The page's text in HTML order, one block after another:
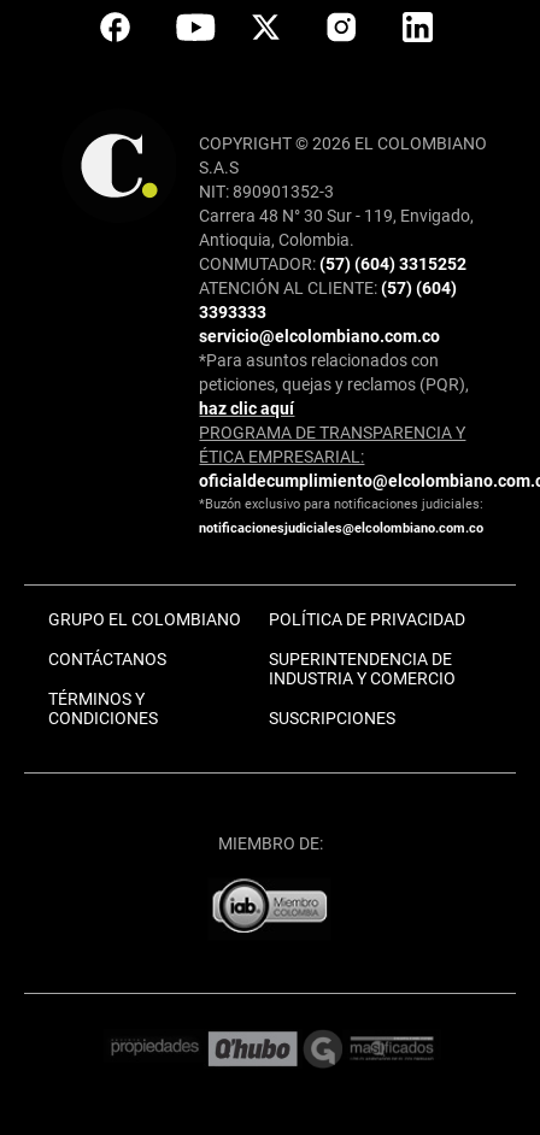
COPYRIGHT © 2026 EL COLOMBIANO
S.A.S
NIT: 890901352-3
Carrera 48 N° 30 Sur - 119, Envigado,
Antioquia, Colombia.
CONMUTADOR:(57) (604) 3315252
ATENCIÓN AL CLIENTE:(57) (604)
3393333
servicio@elcolombiano.com.co
*Para asuntos relacionados con
peticiones, quejas y reclamos (PQR),
haz clic aquí
PROGRAMA DE TRANSPARENCIA Y
ÉTICA EMPRESARIAL:
*Buzón exclusivo para notificaciones judiciales:
notificacionesjudiciales@elcolombiano.com.co
GRUPO EL COLOMBIANO
CONTÁCTANOS
TÉRMINOS Y
CONDICIONES
POLÍTICA DE PRIVACIDAD
SUPERINTENDENCIA DE
INDUSTRIA Y COMERCIO
SUSCRIPCIONES
MIEMBRO DE: